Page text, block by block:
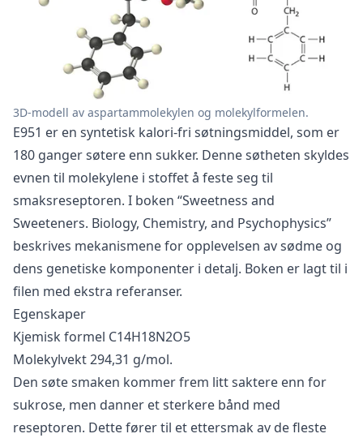
3D-modell av aspartammolekylen og molekylformelen.
E951 er en syntetisk kalori-fri søtningsmiddel, som er
180 ganger søtere enn sukker. Denne søtheten skyldes
evnen til molekylene i stoffet å feste seg til
smaksreseptoren. I boken “Sweetness and
Sweeteners. Biology, Chemistry, and Psychophysics”
beskrives mekanismene for opplevelsen av sødme og
dens genetiske komponenter i detalj. Boken er lagt til i
filen med ekstra referanser.
Egenskaper
Kjemisk formel C14H18N2O5
Molekylvekt 294,31 g/mol.
Den søte smaken kommer frem litt saktere enn for
sukrose, men danner et sterkere bånd med
reseptoren. Dette fører til et ettersmak av de fleste